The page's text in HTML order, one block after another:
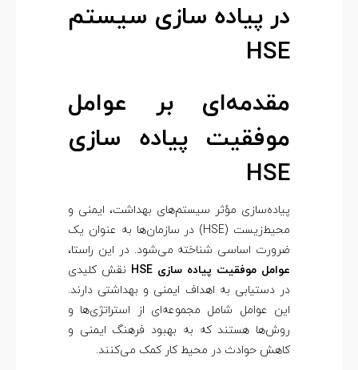
ت
در پیاده سازی سیستم
HSE
مقدمه‌ای بر عوامل
موفقیت پیاده سازی
HSE
پیاده‌سازی مؤثر سیستم‌های بهداشت، ایمنی و
محیط‌زیست (HSE) در سازمان‌ها به عنوان یک
ضرورت اساسی شناخته می‌شود. در این راستا،
عوامل موفقیت پیاده‌ سازی HSE
نقش کلیدی
در دستیابی به اهداف ایمنی و بهداشتی دارند.
این عوامل شامل مجموعه‌ای از استراتژی‌ها و
روش‌ها هستند که به بهبود فرهنگ ایمنی و
کاهش حوادث در محیط کار کمک می‌کنند.